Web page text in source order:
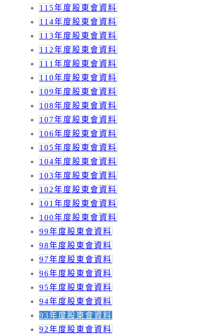
115年度股東會資料
114年度股東會資料
113年度股東會資料
112年度股東會資料
111年度股東會資料
110年度股東會資料
109年度股東會資料
108年度股東會資料
107年度股東會資料
106年度股東會資料
105年度股東會資料
104年度股東會資料
103年度股東會資料
102年度股東會資料
101年度股東會資料
100年度股東會資料
99年度股東會資料
98年度股東會資料
97年度股東會資料
96年度股東會資料
95年度股東會資料
94年度股東會資料
93年度股東會資料
92年度股東會資料